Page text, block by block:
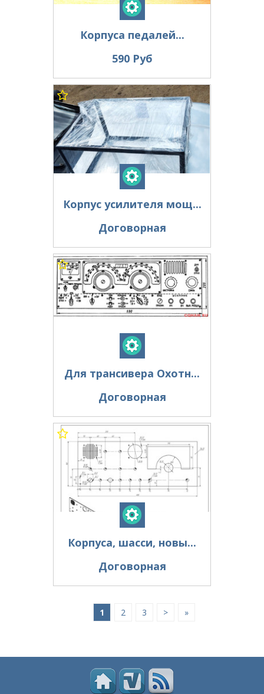
Корпуса педалей...
590 Руб
Корпус усилителя мощ...
Договорная
Для трансивера Охотн...
Договорная
Корпуса, шасси, новы...
Договорная
1 2 3 > »